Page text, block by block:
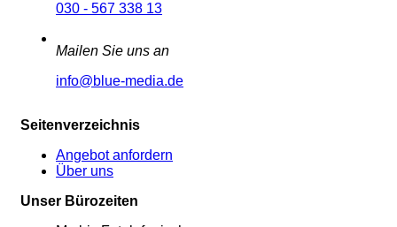
030 - 567 338 13
Mailen Sie uns an
info@blue-media.de
Seitenverzeichnis
Angebot anfordern
Über uns
Unser Bürozeiten